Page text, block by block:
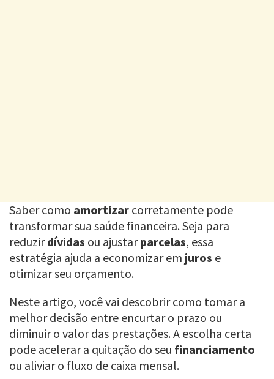
Saber como amortizar corretamente pode
transformar sua saúde financeira. Seja para
reduzirdívidas ou ajustarparcelas, essa
estratégia ajuda a economizar em juros e
otimizar seu orçamento.
Neste artigo, você vai descobrir como tomar a
melhor decisão entre encurtar o prazo ou
diminuir o valor das prestações. A escolha certa
pode acelerar a quitação do seu financiamento
ou aliviar o fluxo de caixa mensal.